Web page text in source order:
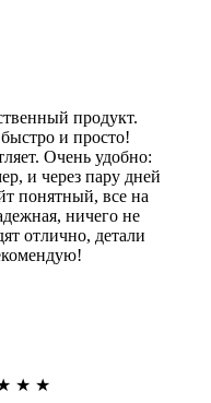
продукт.
быстро и просто!
Очень удобно:
и через пару дней
понятный, все на
ничего не
отлично, детали
★ ★